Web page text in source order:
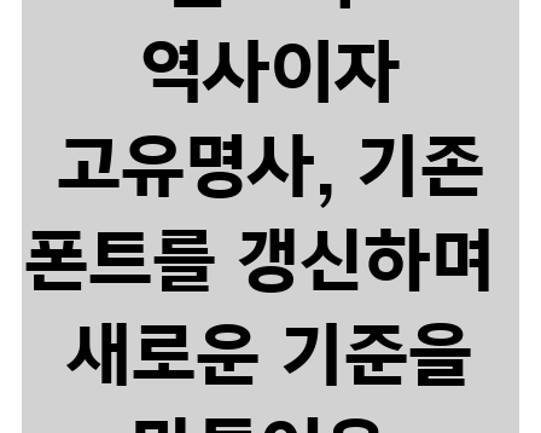
역사이자
고유명사, 기존
폰트를 갱신하며
새로운 기준을